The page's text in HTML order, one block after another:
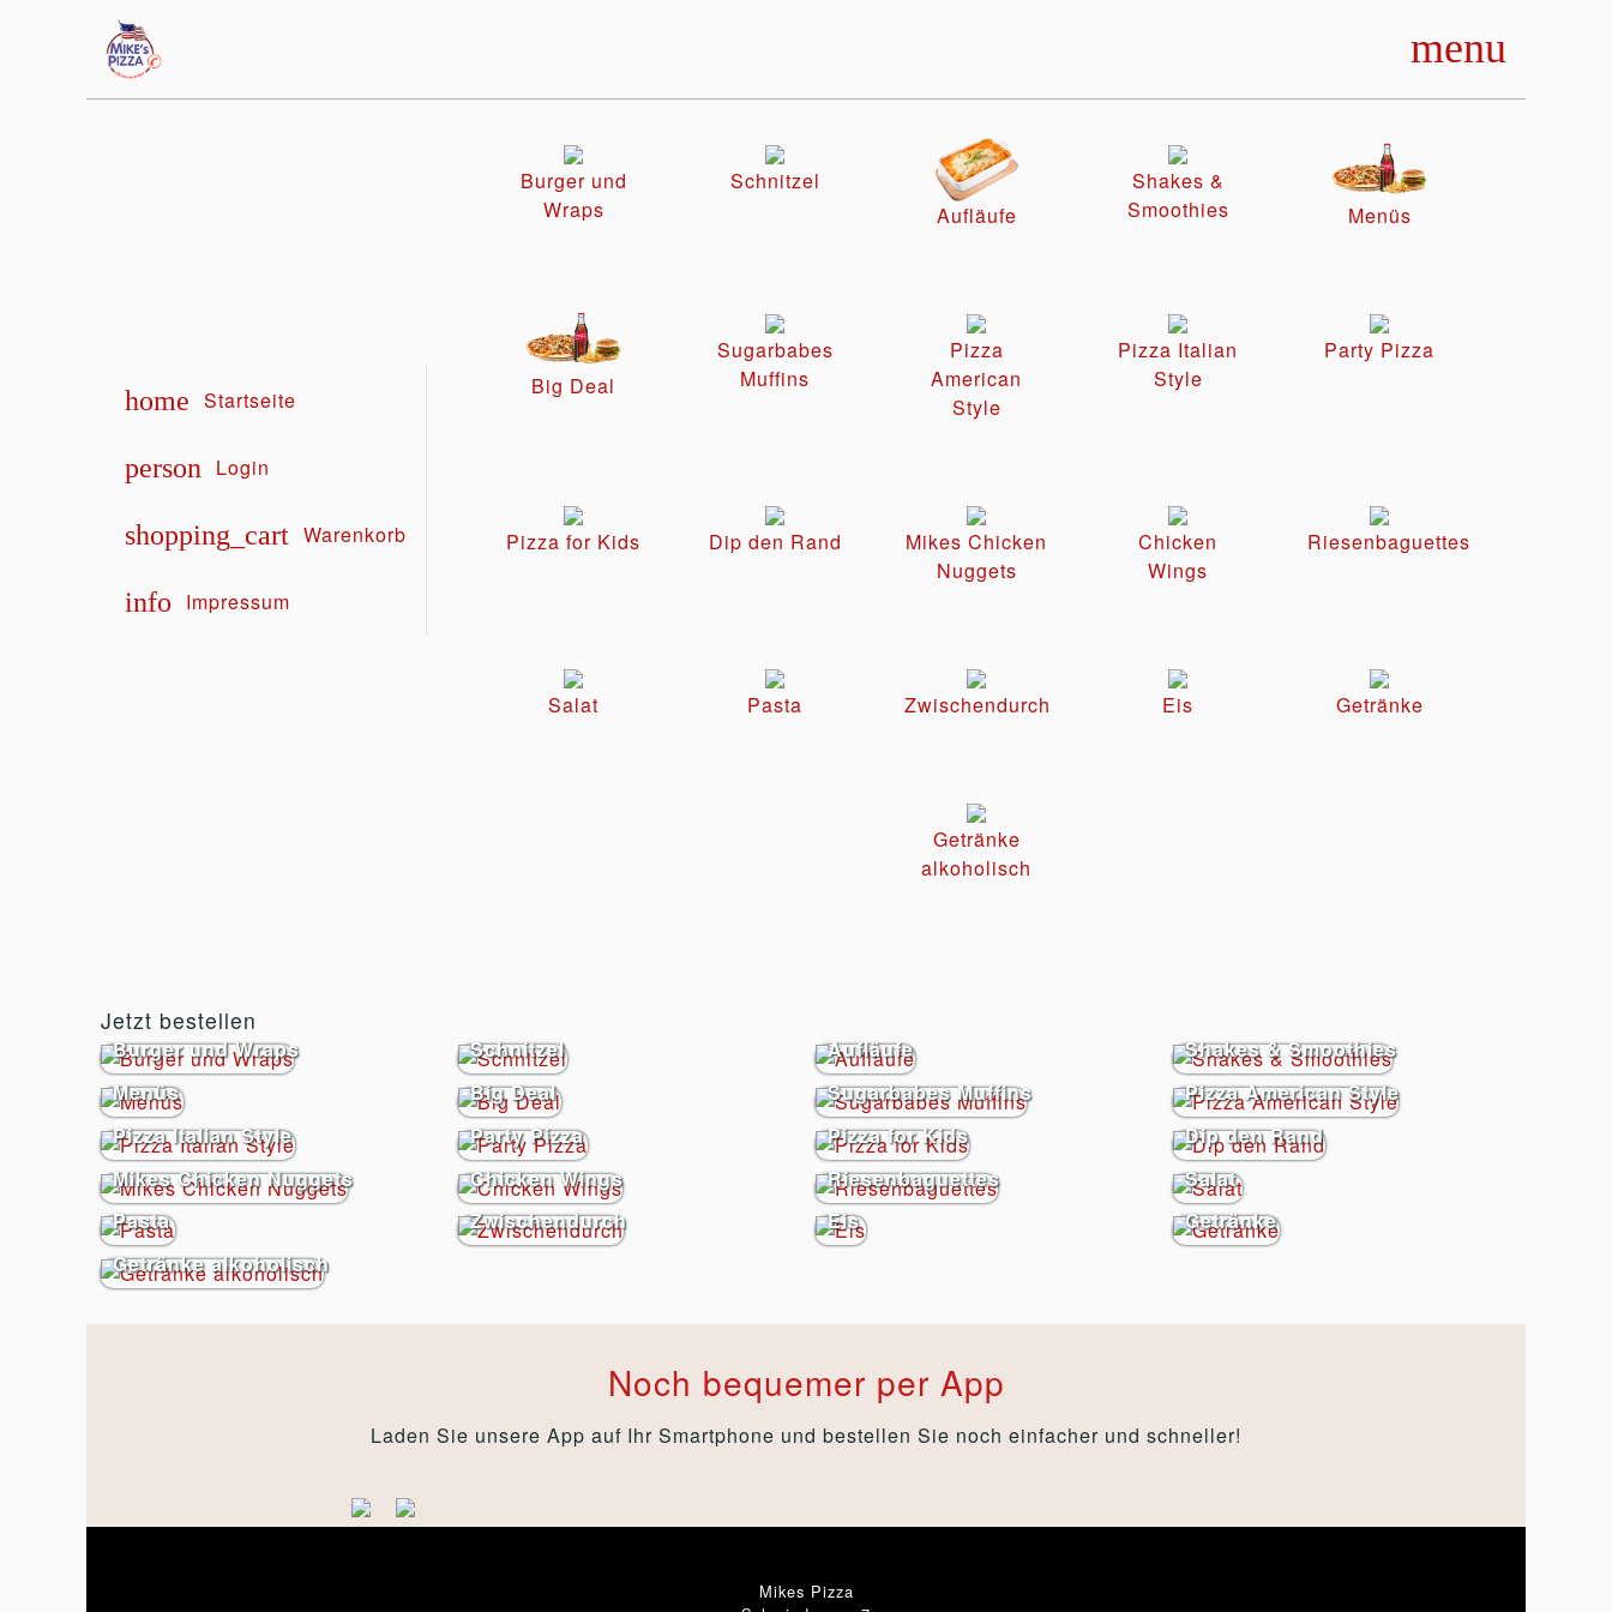
menu
home Startseite
person Login
shopping_cart Warenkorb
info Impressum
Burger und
Wraps
Schnitzel
Aufläufe
Shakes &
Smoothies
Menüs
Big Deal
Sugarbabes
Muffins
Pizza
American
Style
Pizza Italian
Style
Party Pizza
Pizza for Kids Dip den Rand
Mikes Chicken
Nuggets
Chicken
Wings
Riesenbaguettes
Salat Pasta Zwischendurch Eis Getränke
Getränke
alkoholisch
Jetzt bestellen
Burger und Wraps Schnitzel Aufläufe
Shakes & Smoothies
Menüs
Big Deal Sugarbabes Muffins
Pizza American Style
Pizza Italian Style
Party Pizza Pizza for Kids
Dip den Rand
Mikes Chicken Nuggets
Chicken Wings Riesenbaguettes
Salat
Pasta
Zwischendurch Eis
Getränke
Getränke alkoholisch
Noch bequemer per App
Laden Sie unsere App auf Ihr Smartphone und bestellen Sie noch einfacher und schneller!
Mikes Pizza